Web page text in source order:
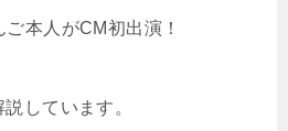
本人がCM初出演！
しています。